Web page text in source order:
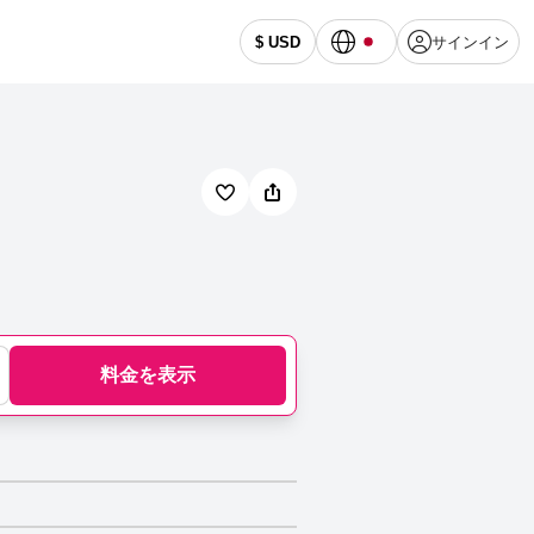
$ USD サインイン
料金を表示